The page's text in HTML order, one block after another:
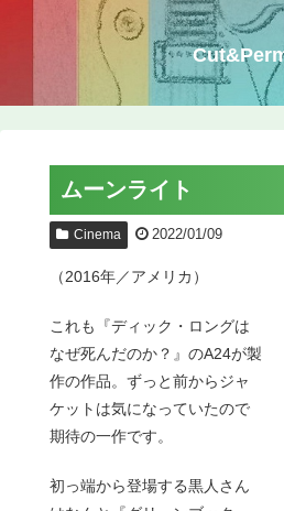
ムーンライト
Cinema 2022/01/09
（2016年／アメリカ）
これも『ディック・ロングは
なぜ死んだのか？』のA24が製
作の作品。ずっと前からジャ
ケットは気になっていたので
期待の一作です。
初っ端から登場する黒人さん